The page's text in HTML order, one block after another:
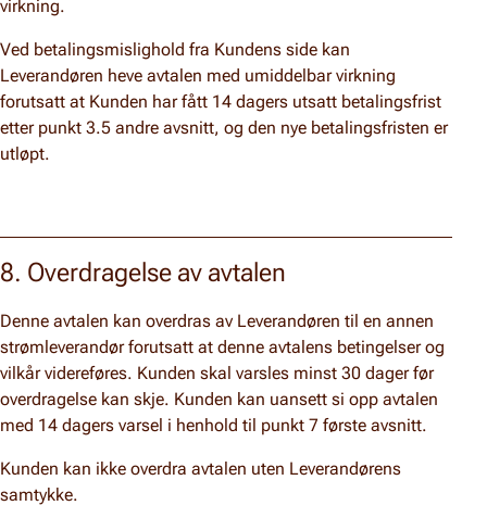
virkning.
Ved betalingsmislighold fra Kundens side kan
Leverandøren heve avtalen med umiddelbar virkning
forutsatt at Kunden har fått 14 dagers utsatt betalingsfrist
etter punkt 3.5 andre avsnitt, og den nye betalingsfristen er
utløpt.
8. Overdragelse av avtalen
Denne avtalen kan overdras av Leverandøren til en annen
strømleverandør forutsatt at denne avtalens betingelser og
vilkår videreføres. Kunden skal varsles minst 30 dager før
overdragelse kan skje. Kunden kan uansett si opp avtalen
med 14 dagers varsel i henhold til punkt 7 første avsnitt.
Kunden kan ikke overdra avtalen uten Leverandørens
samtykke.